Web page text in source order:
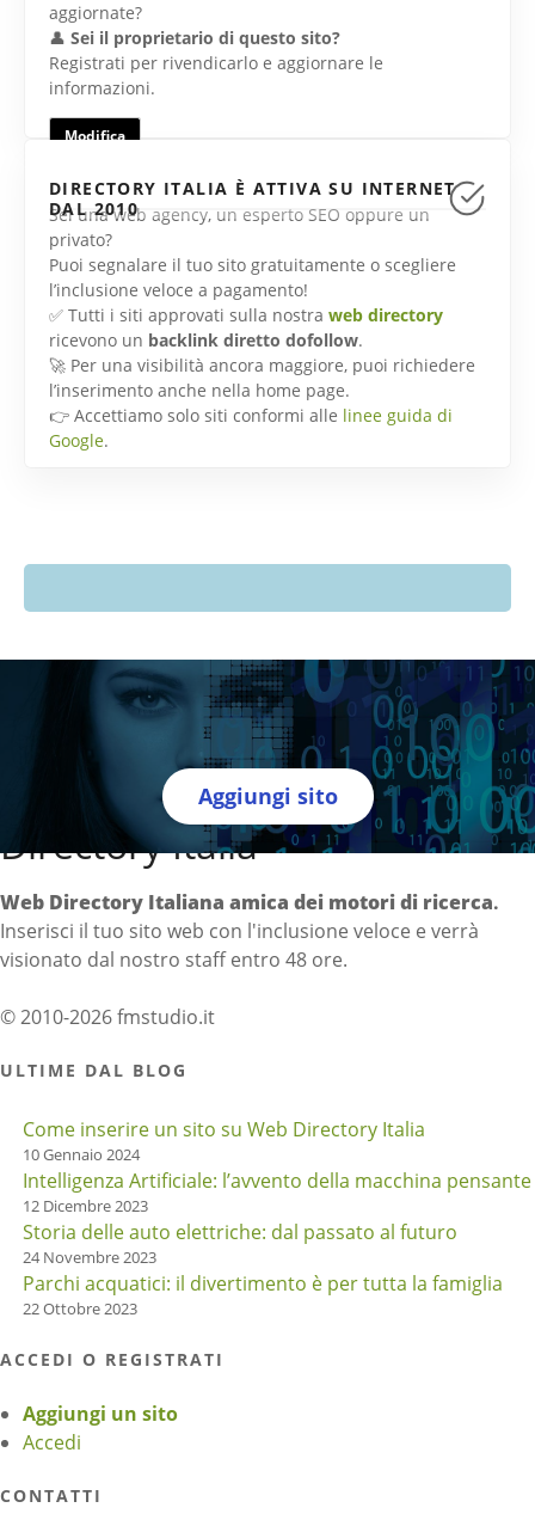
aggiornate?
👤 Sei il proprietario di questo sito?
Registrati per rivendicarlo e aggiornare le
informazioni.
Modifica
DIRECTORY ITALIA È ATTIVA SU INTERNET
DAL 2010
Sei una web agency, un esperto SEO oppure un
privato?
Puoi segnalare il tuo sito gratuitamente o scegliere
l’inclusione veloce a pagamento!
✅ Tutti i siti approvati sulla nostra web directory
ricevono un backlink diretto dofollow.
🚀 Per una visibilità ancora maggiore, puoi richiedere
l’inserimento anche nella home page.
👉 Accettiamo solo siti conformi alle linee guida di
Google.
Aggiungi sito
Directory Italia
Web Directory Italiana amica dei motori di ricerca.
Inserisci il tuo sito web con l'inclusione veloce e verrà
visionato dal nostro staff entro 48 ore.
© 2010-2026 fmstudio.it
ULTIME DAL BLOG
Come inserire un sito su Web Directory Italia
10 Gennaio 2024
Intelligenza Artificiale: l’avvento della macchina pensante
12 Dicembre 2023
Storia delle auto elettriche: dal passato al futuro
24 Novembre 2023
Parchi acquatici: il divertimento è per tutta la famiglia
22 Ottobre 2023
ACCEDI O REGISTRATI
Aggiungi un sito
Accedi
CONTATTI